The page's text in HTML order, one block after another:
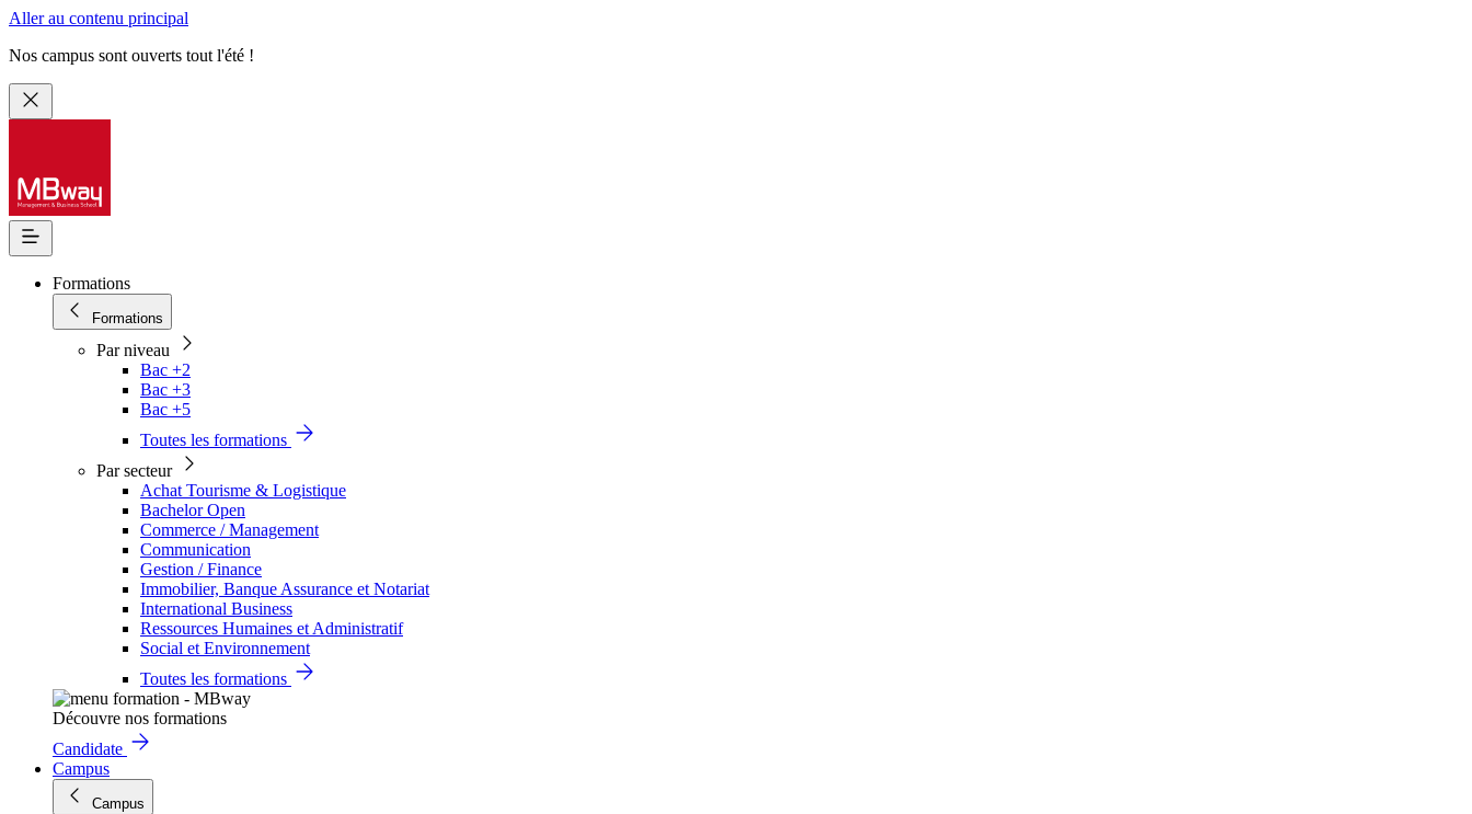
Aller au contenu principal
Nos campus sont ouverts tout l'été !
Formations
Formations
Par niveau
Bac +2
Bac +3
Bac +5
Toutes les formations
Par secteur
Achat Tourisme & Logistique
Bachelor Open
Commerce / Management
Communication
Gestion / Finance
Immobilier, Banque Assurance et Notariat
International Business
Ressources Humaines et Administratif
Social et Environnement
Toutes les formations
Découvre nos formations
Candidate
Campus
Campus